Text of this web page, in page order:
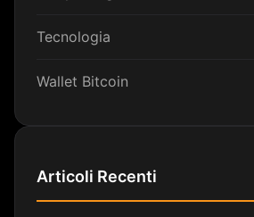
Tecnologia
Wallet Bitcoin
Articoli Recenti